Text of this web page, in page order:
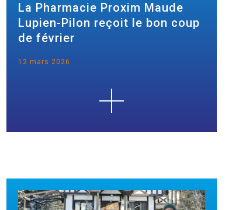
La Pharmacie Proxim Maude
Lupien-Pilon reçoit le bon coup
de février
12 mars 2026